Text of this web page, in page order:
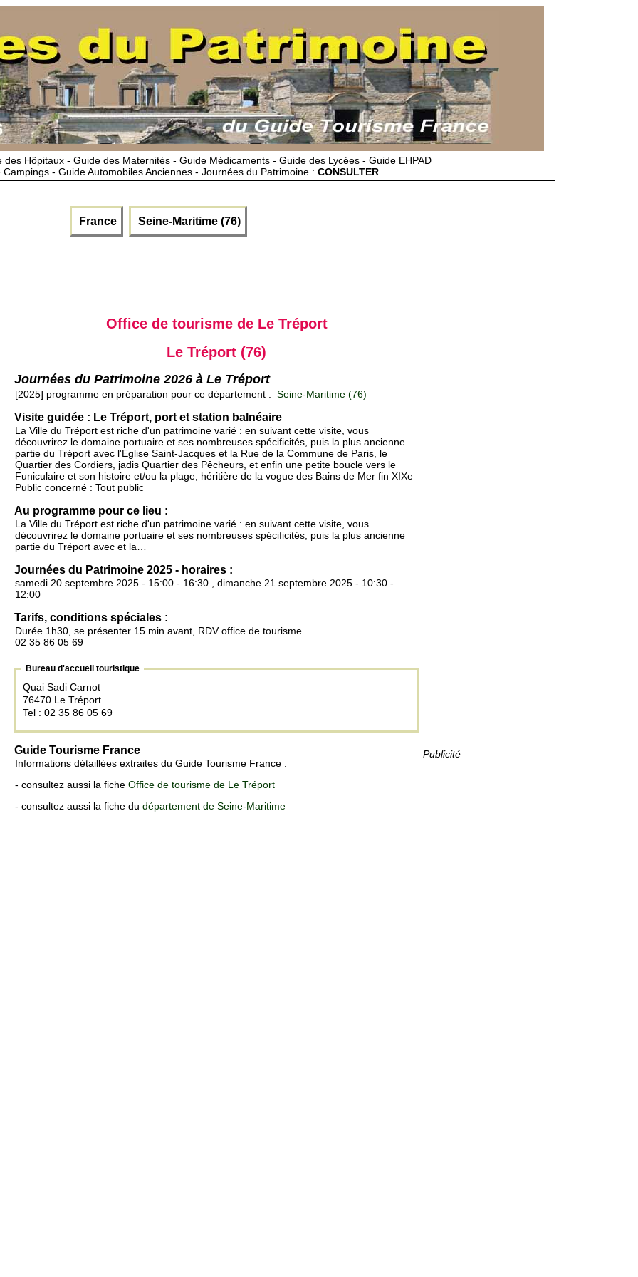
Hôpitaux - Guide des Maternités - Guide Médicaments - Guide des Lycées - Guide EHPAD
- Guide Automobiles Anciennes - Journées du Patrimoine : CONSULTER
France Seine-Maritime (76)
Publicité
Office de tourisme de Le Tréport
Le Tréport (76)
Journées du Patrimoine 2026 à Le Tréport
[2025] programme en préparation pour ce département : Seine-Maritime (76)
Visite guidée : Le Tréport, port et station balnéaire
La Ville du Tréport est riche d'un patrimoine varié : en suivant cette visite, vous
découvrirez le domaine portuaire et ses nombreuses spécificités, puis la plus ancienne
partie du Tréport avec l'Eglise Saint-Jacques et la Rue de la Commune de Paris, le
Quartier des Cordiers, jadis Quartier des Pêcheurs, et enfin une petite boucle vers le
Funiculaire et son histoire et/ou la plage, héritière de la vogue des Bains de Mer fin XIXe
Public concerné : Tout public
Au programme pour ce lieu :
La Ville du Tréport est riche d'un patrimoine varié : en suivant cette visite, vous
découvrirez le domaine portuaire et ses nombreuses spécificités, puis la plus ancienne
partie du Tréport avec et la…
Journées du Patrimoine 2025 - horaires :
samedi 20 septembre 2025 - 15:00 - 16:30 , dimanche 21 septembre 2025 - 10:30 -
12:00
Tarifs, conditions spéciales :
Durée 1h30, se présenter 15 min avant, RDV office de tourisme
02 35 86 05 69
Bureau d'accueil touristique
Quai Sadi Carnot
76470 Le Tréport
Tel : 02 35 86 05 69
Guide Tourisme France
Informations détaillées extraites du Guide Tourisme France :
- consultez aussi la fiche Office de tourisme de Le Tréport
- consultez aussi la fiche du département de Seine-Maritime